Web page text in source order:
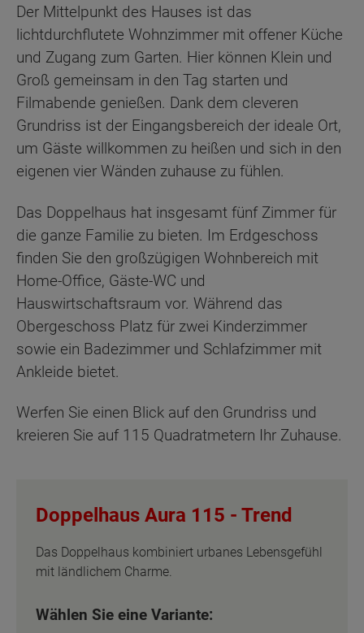
Der Mittelpunkt des Hauses ist das
lichtdurchflutete Wohnzimmer mit offener Küche
und Zugang zum Garten. Hier können Klein und
Groß gemeinsam in den Tag starten und
Filmabende genießen. Dank dem cleveren
Grundriss ist der Eingangsbereich der ideale Ort,
um Gäste willkommen zu heißen und sich in den
eigenen vier Wänden zuhause zu fühlen.
Das Doppelhaus hat insgesamt fünf Zimmer für
die ganze Familie zu bieten. Im Erdgeschoss
finden Sie den großzügigen Wohnbereich mit
Home-Office, Gäste-WC und
Hauswirtschaftsraum vor. Während das
Obergeschoss Platz für zwei Kinderzimmer
sowie ein Badezimmer und Schlafzimmer mit
Ankleide bietet.
Werfen Sie einen Blick auf den Grundriss und
kreieren Sie auf 115 Quadratmetern Ihr Zuhause.
Doppelhaus Aura 115 - Trend
Das Doppelhaus kombiniert urbanes Lebensgefühl
mit ländlichem Charme.
Wählen Sie eine Variante: